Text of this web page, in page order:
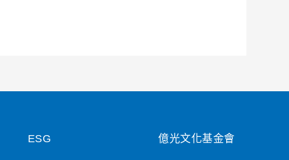
ESG 億光文化基金會